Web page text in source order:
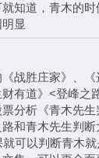
知道，青木的
显
战胜庄家》、
有道》<登峰之
分析《青木先
和青木先生判
可以判断青木